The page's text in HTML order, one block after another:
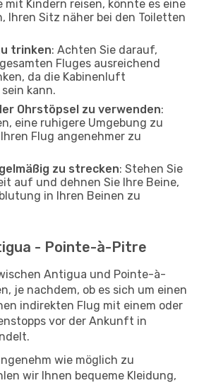
mit Kindern reisen, könnte es eine
Ihren Sitz näher bei den Toiletten
trinken: Achten Sie darauf,
Fluges ausreichend
da die Kabinenluft
kann.
Ohrstöpsel zu verwenden:
eine ruhigere Umgebung zu
Flug angenehmer zu
zu strecken: Stehen Sie
auf und dehnen Sie Ihre Beine,
in Ihren Beinen zu
- Pointe-à-Pitre
Antigua und Pointe-à-
je nachdem, ob es sich um einen
indirekten Flug mit einem oder
vor der Ankunft in
wie möglich zu
wir Ihnen bequeme Kleidung,